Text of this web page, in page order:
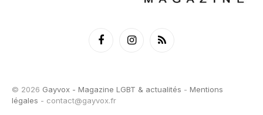
FacebookInstagramRSS
© 2026 Gayvox - Magazine LGBT & actualités - Mentions
légales - contact@gayvox.fr